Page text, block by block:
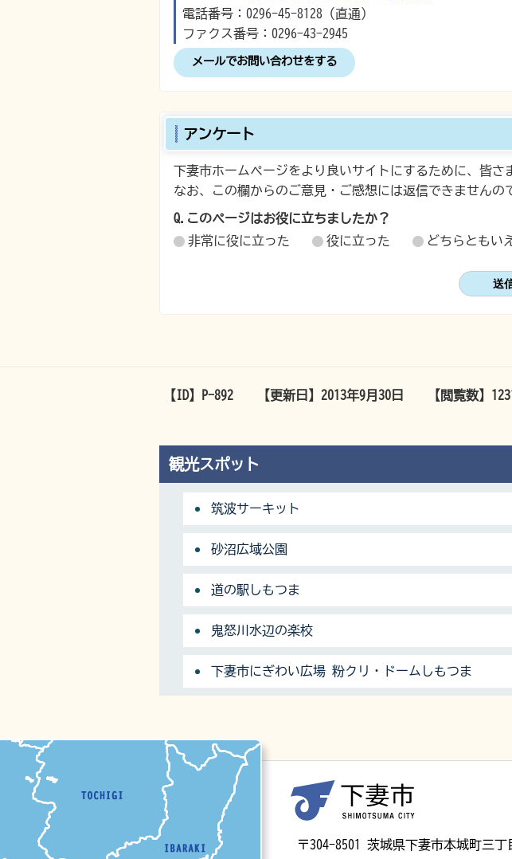
電話番号：0296-45-8128（直通）
ファクス番号：0296-43-2945
メールでお問い合わせをする
アンケート
下妻市ホームページをより良いサイトにするために、皆さ
なお、この欄からのご意見・ご感想には返信できませんの
Q.このページはお役に立ちましたか？
非常に役に立った
役に立った どちらともい
【ID】 P-892 【更新日】 2013年9月30日 【閲覧数】
観光スポット
筑波サーキット
砂沼広域公園
道の駅しもつま
鬼怒川水辺の楽校
下妻市にぎわい広場 粉クリ・ドームしもつま
〒304-8501 茨城県下妻市本城町三丁